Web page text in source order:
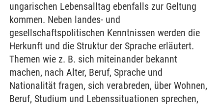
ungarischen Lebensalltag ebenfalls zur Geltung
kommen. Neben landes- und
gesellschaftspolitischen Kenntnissen werden die
Herkunft und die Struktur der Sprache erläutert.
Themen wie z. B. sich miteinander bekannt
machen, nach Alter, Beruf, Sprache und
Nationalität fragen, sich verabreden, über Wohnen,
Beruf, Studium und Lebenssituationen sprechen,